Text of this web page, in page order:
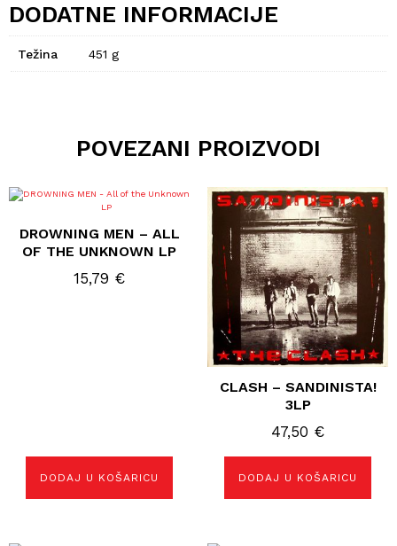
DODATNE INFORMACIJE
Težina 451 g
POVEZANI PROIZVODI
DROWNING MEN – ALL
OF THE UNKNOWN LP
15,79 €
DODAJ U KOŠARICU
CLASH – SANDINISTA!
3LP
47,50 €
DODAJ U KOŠARICU